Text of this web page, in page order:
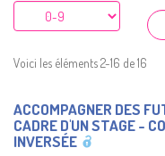
Voici les éléments 2-16 de 16
ACCOMPAGNER DES
CADRE D'UN STAGE -
INVERSÉE